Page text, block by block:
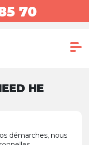
70
HE
démarches, nous